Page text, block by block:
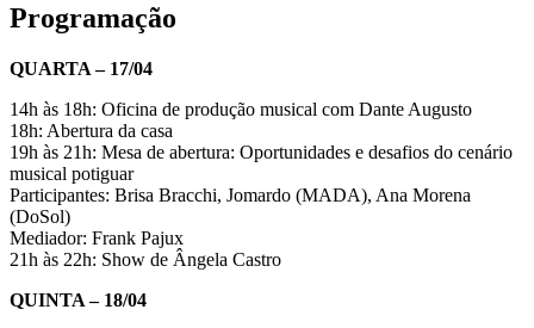
Programação
QUARTA – 17/04
14h às 18h: Oficina de produção musical com Dante Augusto
18h: Abertura da casa
19h às 21h: Mesa de abertura: Oportunidades e desafios do cenário
musical potiguar
Participantes: Brisa Bracchi, Jomardo (MADA), Ana Morena
(DoSol)
Mediador: Frank Pajux
21h às 22h: Show de Ângela Castro
QUINTA – 18/04